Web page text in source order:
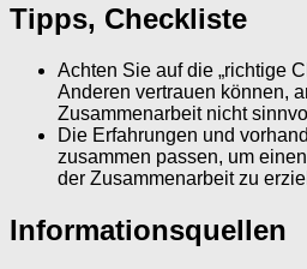
Tipps, Checkliste
Achten Sie auf die „richtige
Anderen vertrauen können,
Zusammenarbeit nicht sinnvoll
Die Erfahrungen und
zusammen passen, um
der Zusammenarbeit zu
Informationsquellen